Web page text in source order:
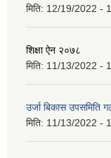
मिति: 12/19/2022 -
शिक्षा ऐन २०७८
मिति: 11/13/2022 -
उर्जा बिकास उपसमिति
मिति: 11/13/2022 -